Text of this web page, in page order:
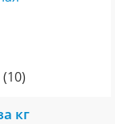
(10)
кг